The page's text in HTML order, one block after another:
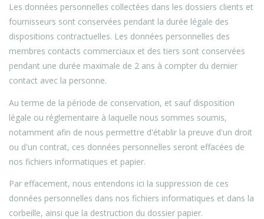
Les données personnelles collectées dans les dossiers clients et
fournisseurs sont conservées pendant la durée légale des
dispositions contractuelles. Les données personnelles des
membres contacts commerciaux et des tiers sont conservées
pendant une durée maximale de 2 ans à compter du dernier
contact avec la personne.
Au terme de la période de conservation, et sauf disposition
légale ou réglementaire à laquelle nous sommes soumis,
notamment afin de nous permettre d'établir la preuve d'un droit
ou d'un contrat, ces données personnelles seront effacées de
nos fichiers informatiques et papier.
Par effacement, nous entendons ici la suppression de ces
données personnelles dans nos fichiers informatiques et dans la
corbeille, ainsi que la destruction du dossier papier.